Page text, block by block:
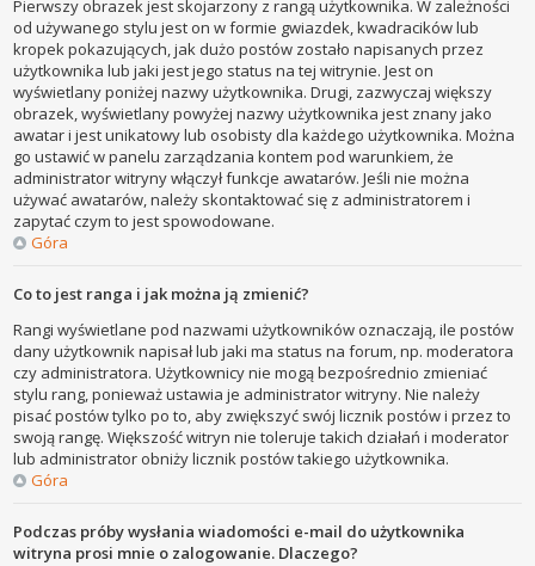
Pierwszy obrazek jest skojarzony z rangą użytkownika. W zależności
od używanego stylu jest on w formie gwiazdek, kwadracików lub
kropek pokazujących, jak dużo postów zostało napisanych przez
użytkownika lub jaki jest jego status na tej witrynie. Jest on
wyświetlany poniżej nazwy użytkownika. Drugi, zazwyczaj większy
obrazek, wyświetlany powyżej nazwy użytkownika jest znany jako
awatar i jest unikatowy lub osobisty dla każdego użytkownika. Można
go ustawić w panelu zarządzania kontem pod warunkiem, że
administrator witryny włączył funkcje awatarów. Jeśli nie można
używać awatarów, należy skontaktować się z administratorem i
zapytać czym to jest spowodowane.
Góra
Co to jest ranga i jak można ją zmienić?
Rangi wyświetlane pod nazwami użytkowników oznaczają, ile postów
dany użytkownik napisał lub jaki ma status na forum, np. moderatora
czy administratora. Użytkownicy nie mogą bezpośrednio zmieniać
stylu rang, ponieważ ustawia je administrator witryny. Nie należy
pisać postów tylko po to, aby zwiększyć swój licznik postów i przez to
swoją rangę. Większość witryn nie toleruje takich działań i moderator
lub administrator obniży licznik postów takiego użytkownika.
Góra
Podczas próby wysłania wiadomości e-mail do użytkownika
witryna prosi mnie o zalogowanie. Dlaczego?